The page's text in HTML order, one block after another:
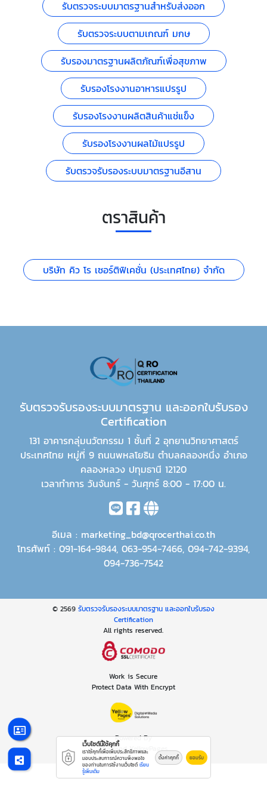
รับตรวจระบบมาตรฐานสำหรับส่งออก
รับตรวจระบบตามเกณฑ์ มกษ
รับรองมาตรฐานผลิตภัณฑ์เพื่อสุขภาพ
รับรองโรงงานอาหารแปรรูป
รับรองโรงงานผลิตสินค้าแช่แข็ง
รับรองโรงงานผลไม้แปรรูป
รับตรวจรับรองระบบมาตรฐานอีสาน
ตราสินค้า
บริษัท คิว โร เซอร์ติฟิเคชั่น (ประเทศไทย) จำกัด
รับตรวจรับรองระบบมาตรฐาน และออกใบรับรอง
Certification
131 อาคารกลุ่มนวัตกรรม 1 ชั้นที่ 2 อุทยานวิทยาศาสตร์
ประเทศไทย หมู่ที่ 9 ถนนพหลโยธิน ตำบลคลองหนึ่ง อำเภอ
คลองหลวง ปทุมธานี 12120
เวลาทำการ วันจันทร์ - วันศุกร์ 8:00 - 17:00 น.
อีเมล : marketing_bd@qrocerthai.co.th
โทรศัพท์ : 091-164-9844, 063-954-7466, 094-742-9394,
094-736-7542
© 2569 รับตรวจรับรองระบบมาตรฐาน และออกใบรับรอง
Certification
All rights reserved.
Work is Secure
Protect Data With Encrypt
Powered By
Thailand YellowPages
เว็บไซต์นี้ใช้คุกกี้
เราใช้คุกกี้เพื่อเพิ่มประสิทธิภาพและ
มอบประสบการณ์ความพึงพอใจ
ของท่านในการใช้งานเว็บไซต์ เรียน
รู้เพิ่มเติม
ตั้งค่าคุกกี้ ยอมรับ